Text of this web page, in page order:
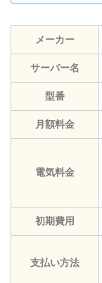
メーカー
サーバー名
型番
月額料金
電気料金
初期費用
支払い方法